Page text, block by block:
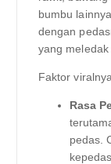
bumbu
dengan
yang meledak
Faktor
Rasa
pedas.